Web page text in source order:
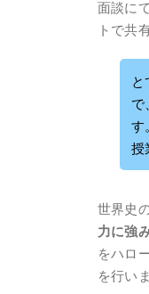
面談に
トで共
で
す
授
世界史
力に強
をハロ
を行い